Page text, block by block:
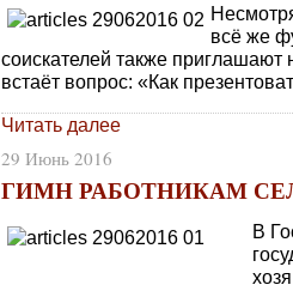
всё же
соискателей также
встаёт вопрос: «Как
Читать далее
29 Июнь 2016
ГИМН РАБОТНИКАМ
В